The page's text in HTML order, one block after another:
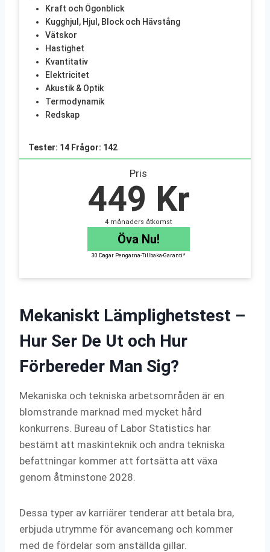
Kraft och Ögonblick
Kugghjul, Hjul, Block och Hävstång
Vätskor
Hastighet
Kvantitativ
Elektricitet
Akustik & Optik
Termodynamik
Redskap
Tester: 14 Frågor: 142
Pris
449 Kr
4 månaders åtkomst
Öva Nu!
30 Dagar Pengarna-Tillbaka-Garanti*
Mekaniskt Lämplighetstest –
Hur Ser De Ut och Hur
Förbereder Man Sig?
Mekaniska och tekniska arbetsområden är en
blomstrande marknad med mycket hård
konkurrens. Bureau of Labor Statistics har
bestämt att maskinteknik och andra tekniska
befattningar kommer att fortsätta att växa
genom åtminstone 2028.
Dessa typer av karriärer tenderar att betala bra,
erbjuda utrymme för avancemang och kommer
med de fördelar som anställda gillar.